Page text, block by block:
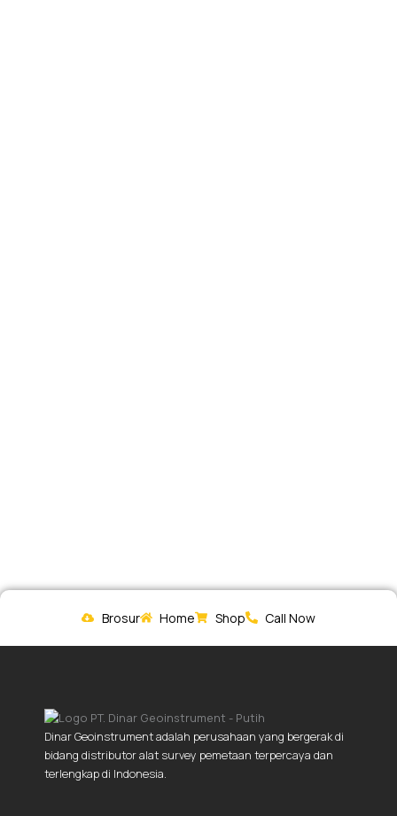
Brosur Home Shop Call Now
Dinar Geoinstrument adalah perusahaan yang bergerak di
bidang distributor alat survey pemetaan terpercaya dan
terlengkap di Indonesia.